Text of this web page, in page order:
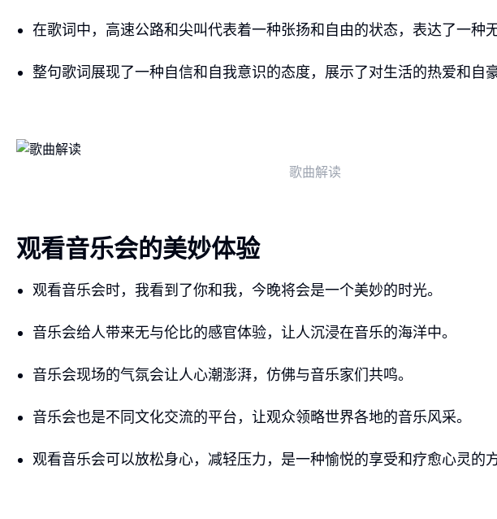
在歌词中，高速公路和尖叫代表着一种张扬和自由的状态，表达了一种
整句歌词展现了一种自信和自我意识的态度，展示了对生活的热爱和自
歌曲解读
观看音乐会的美妙体验
观看音乐会时，我看到了你和我，今晚将会是一个美妙的时光。
音乐会给人带来无与伦比的感官体验，让人沉浸在音乐的海洋中。
音乐会现场的气氛会让人心潮澎湃，仿佛与音乐家们共鸣。
音乐会也是不同文化交流的平台，让观众领略世界各地的音乐风采。
观看音乐会可以放松身心，减轻压力，是一种愉悦的享受和疗愈心灵的